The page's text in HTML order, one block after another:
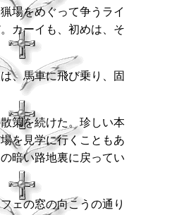
場をめぐって争うライ
カーイも、初めは、そ
、馬車に飛び乗り、固
策を続けた。珍しい本
を見学に行くこともあ
暗い路地裏に戻ってい
ェの窓の向こうの通り